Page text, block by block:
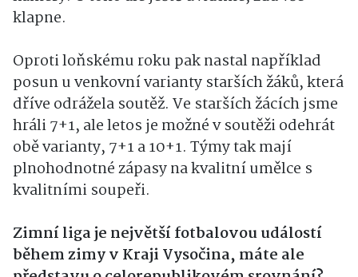
klapne.
Oproti loňskému roku pak nastal například
posun u venkovní varianty starších žáků, která
dříve odrážela soutěž. Ve starších žácích jsme
hráli 7+1, ale letos je možné v soutěži odehrát
obě varianty, 7+1 a 10+1. Týmy tak mají
plnohodnotné zápasy na kvalitní umělce s
kvalitními soupeři.
Zimní liga je největší fotbalovou událostí
během zimy v Kraji Vysočina, máte ale